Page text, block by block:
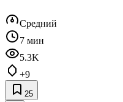
Средний
7 мин
5.3K
+9
25